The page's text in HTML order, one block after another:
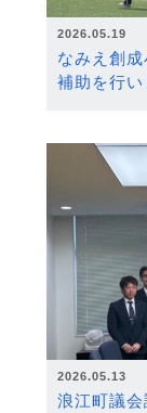
2026.05.19
なみえ創
補助を行い
2026.05.13
浪江町議